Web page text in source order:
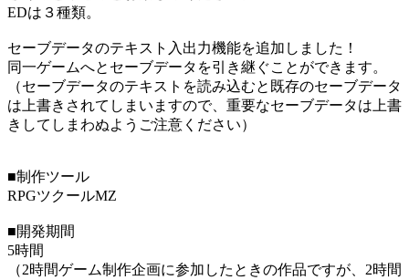
EDは３種類。
セーブデータのテキスト入出力機能を追加しました！
同一ゲームへとセーブデータを引き継ぐことができます。
（セーブデータのテキストを読み込むと既存のセーブデータ
は上書きされてしまいますので、重要なセーブデータは上書
きしてしまわぬようご注意ください）
■制作ツール
RPGツクールMZ
■開発期間
5時間
（2時間ゲーム制作企画に参加したときの作品ですが、2時間